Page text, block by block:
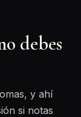
debes
y ahí
si notas